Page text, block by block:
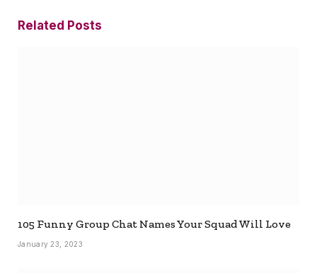
Related Posts
105 Funny Group Chat Names Your Squad Will Love
January 23, 2023